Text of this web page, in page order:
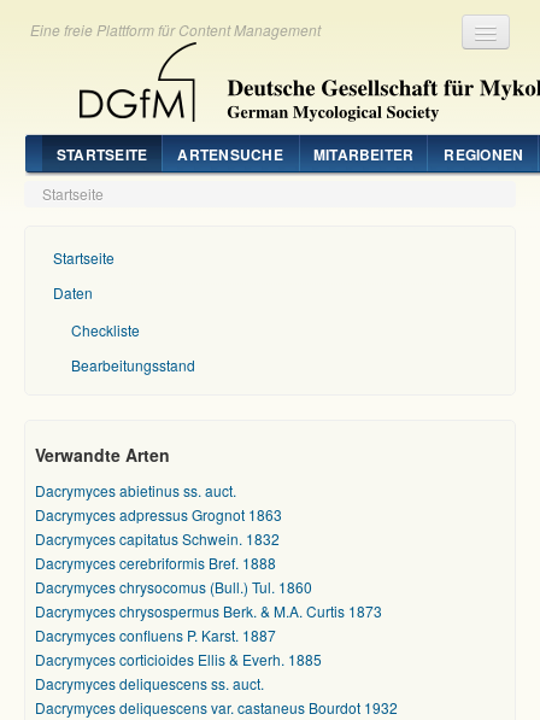
Eine freie Plattform für Content Management
STARTSEITE ARTENSUCHE MITARBEITER REGIONEN
Startseite
Startseite
Daten
Checkliste
Bearbeitungsstand
Verwandte Arten
Dacrymyces abietinus ss. auct.
Dacrymyces adpressus Grognot 1863
Dacrymyces capitatus Schwein. 1832
Dacrymyces cerebriformis Bref. 1888
Dacrymyces chrysocomus (Bull.) Tul. 1860
Dacrymyces chrysospermus Berk. & M.A. Curtis 1873
Dacrymyces confluens P. Karst. 1887
Dacrymyces corticioides Ellis & Everh. 1885
Dacrymyces deliquescens ss. auct.
Dacrymyces deliquescens var. castaneus Bourdot 1932